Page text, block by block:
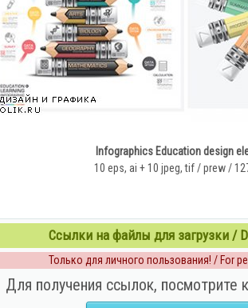
Infographics Education design
10 eps, ai + 10 jpeg, tif / prew /
Ссылки на файлы для загрузки /
Только для личного пользования! / For
Для получения ссылок, посмотрите